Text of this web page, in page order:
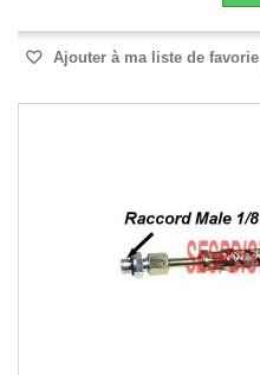
Ajouter à ma liste de favorie